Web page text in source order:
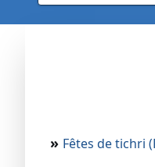
» Fêtes de tichri